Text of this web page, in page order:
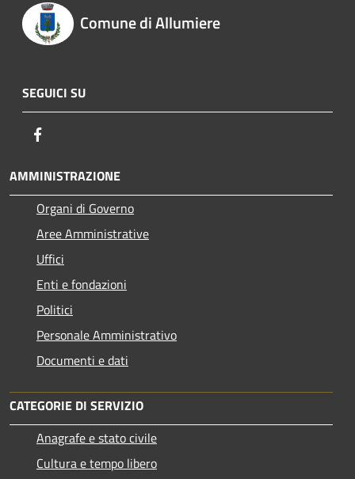
Comune di Allumiere
SEGUICI SU
AMMINISTRAZIONE
Organi di Governo
Aree Amministrative
Uffici
Enti e fondazioni
Politici
Personale Amministrativo
Documenti e dati
CATEGORIE DI SERVIZIO
Anagrafe e stato civile
Cultura e tempo libero